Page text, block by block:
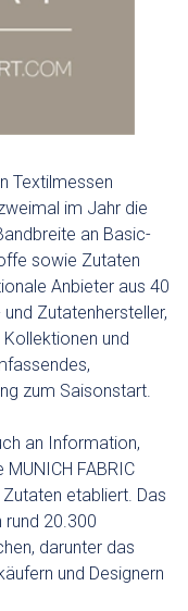
Textilmessen
im Jahr die
an Basic-
sowie Zutaten
Anbieter aus 40
Zutatenhersteller,
und
zum Saisonstart.
an Information,
FABRIC
etabliert. Das
20.300
darunter das
und Designern